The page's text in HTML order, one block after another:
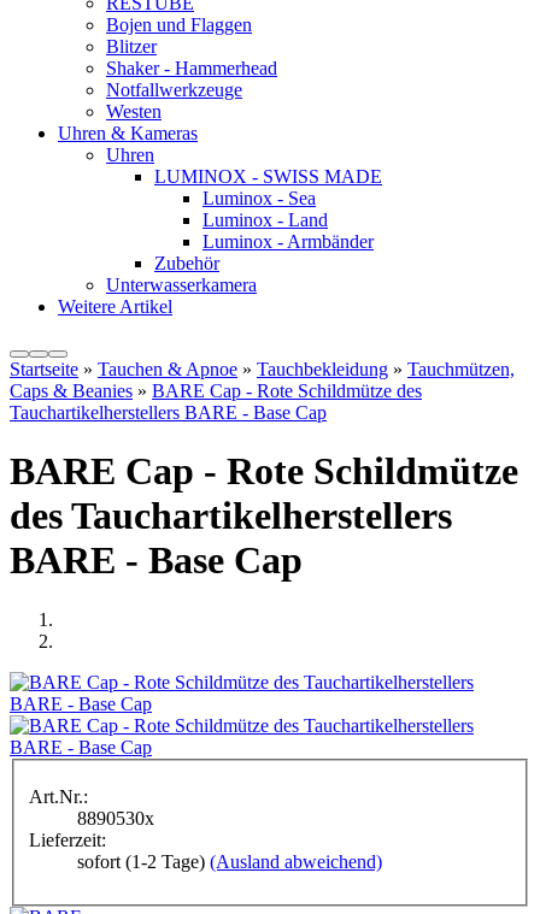
Bojen und Flaggen
Blitzer
Shaker - Hammerhead
Notfallwerkzeuge
Westen
Uhren & Kameras
Uhren
LUMINOX - SWISS MADE
Luminox - Sea
Luminox - Land
Luminox - Armbänder
Zubehör
Unterwasserkamera
Weitere Artikel
Startseite » Tauchen & Apnoe » Tauchbekleidung » Tauchmützen,
Caps & Beanies » BARE Cap - Rote Schildmütze des
Tauchartikelherstellers BARE - Base Cap
BARE Cap - Rote Schildmütze
des Tauchartikelherstellers
BARE - Base Cap
Art.Nr.:
8890530x
Lieferzeit:
sofort (1-2 Tage) (Ausland abweichend)